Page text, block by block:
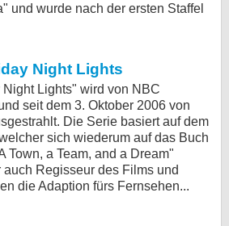
und wurde nach der ersten Staffel
Night Lights
Lights" wird von NBC
seit dem 3. Oktober 2006 von
Die Serie basiert auf dem
sich wiederum auf das Buch
Town, a Team, and a Dream"
auch Regisseur des Films und
die Adaption fürs Fernsehen...